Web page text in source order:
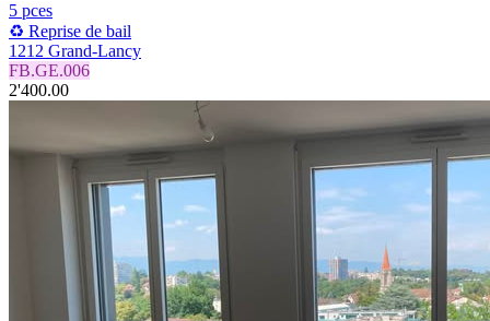
5 pces
♻️ Reprise de bail
1212 Grand-Lancy
FB.GE.006
2'400.00